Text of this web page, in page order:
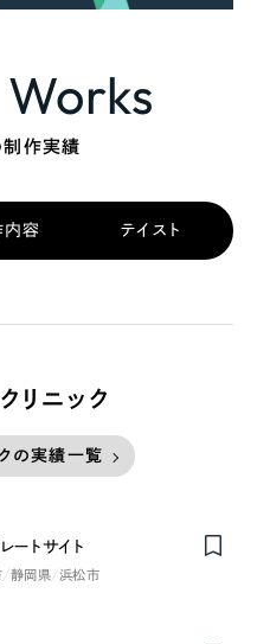
制作実績
内容 テイスト
リニック
の実績一覧
ートサイト
静岡県 浜松市